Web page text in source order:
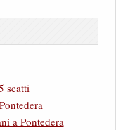
scatti
a Pontedera